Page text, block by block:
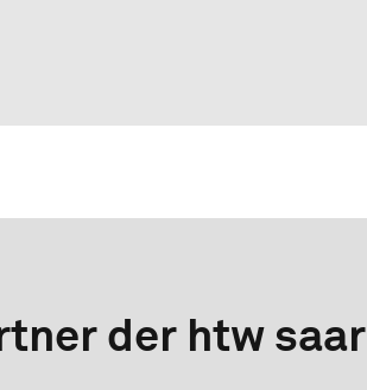
der htw saar